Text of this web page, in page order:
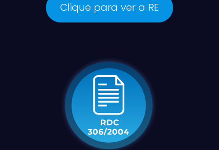
Clique para ver a RE